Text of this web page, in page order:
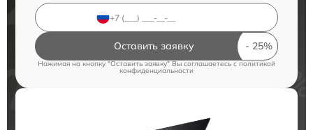
Оставить заявку
Нажимая на кнопку "Оставить заявку" Вы соглашаетесь cполитикой
конфиденциальности